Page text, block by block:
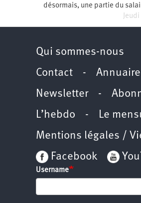
SNCF
Vidéos
désormais, une partie du
Qui sommes-nous
Contact - Annuaire
Newsletter-
L’hebdo - Le
Mentions légales /
Facebook
Username